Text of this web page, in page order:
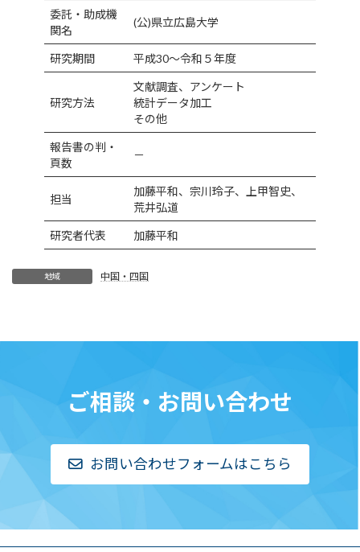
委託・助成機
関名
(公)県立広島大学
研究期間 平成30～令和５年度
研究方法
文献調査、アンケート
統計データ加工
その他
報告書の判・
頁数
－
担当
加藤平和、宗川玲子、上甲智史、
荒井弘道
研究者代表 加藤平和
地域 中国・四国
ご相談・お問い合わせ
お問い合わせフォームはこちら